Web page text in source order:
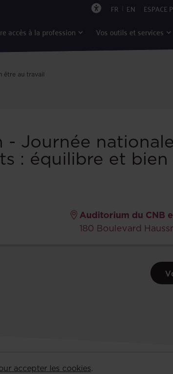
FR EN ESPACE
accès à la profession Vos outils et services
être au travail
- Journée
: équilibre et
Auditorium du CNB
180 Boulevard
accepter les cookies.